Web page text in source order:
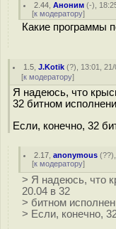
2.44 ,Аноним (-),
[к модератору]
Какие программы
1.5 ,J.Kotik (?), 13:01,
[к модератору]
Я надеюсь, что
32 битном
Если, конечно, 32
2.17 ,anonymous (??
[к модератору]
> Я надеюсь, что
20.04 в 32
> битном
> Если, конечно,